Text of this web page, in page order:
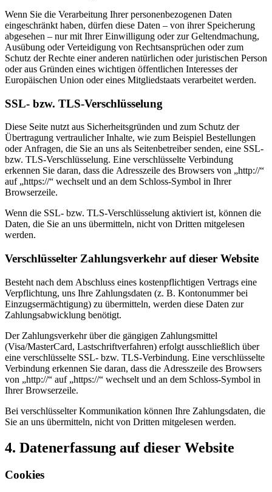
Wenn Sie die Verarbeitung Ihrer personenbezogenen Daten
eingeschränkt haben, dürfen diese Daten – von ihrer Speicherung
abgesehen – nur mit Ihrer Einwilligung oder zur Geltendmachung,
Ausübung oder Verteidigung von Rechtsansprüchen oder zum
Schutz der Rechte einer anderen natürlichen oder juristischen Person
oder aus Gründen eines wichtigen öffentlichen Interesses der
Europäischen Union oder eines Mitgliedstaats verarbeitet werden.
SSL- bzw. TLS-Verschlüsselung
Diese Seite nutzt aus Sicherheitsgründen und zum Schutz der
Übertragung vertraulicher Inhalte, wie zum Beispiel Bestellungen
oder Anfragen, die Sie an uns als Seitenbetreiber senden, eine SSL-
bzw. TLS-Verschlüsselung. Eine verschlüsselte Verbindung
erkennen Sie daran, dass die Adresszeile des Browsers von „http://“
auf „https://“ wechselt und an dem Schloss-Symbol in Ihrer
Browserzeile.
Wenn die SSL- bzw. TLS-Verschlüsselung aktiviert ist, können die
Daten, die Sie an uns übermitteln, nicht von Dritten mitgelesen
werden.
Verschlüsselter Zahlungsverkehr auf dieser Website
Besteht nach dem Abschluss eines kostenpflichtigen Vertrags eine
Verpflichtung, uns Ihre Zahlungsdaten (z. B. Kontonummer bei
Einzugsermächtigung) zu übermitteln, werden diese Daten zur
Zahlungsabwicklung benötigt.
Der Zahlungsverkehr über die gängigen Zahlungsmittel
(Visa/MasterCard, Lastschriftverfahren) erfolgt ausschließlich über
eine verschlüsselte SSL- bzw. TLS-Verbindung. Eine verschlüsselte
Verbindung erkennen Sie daran, dass die Adresszeile des Browsers
von „http://“ auf „https://“ wechselt und an dem Schloss-Symbol in
Ihrer Browserzeile.
Bei verschlüsselter Kommunikation können Ihre Zahlungsdaten, die
Sie an uns übermitteln, nicht von Dritten mitgelesen werden.
4. Datenerfassung auf dieser Website
Cookies